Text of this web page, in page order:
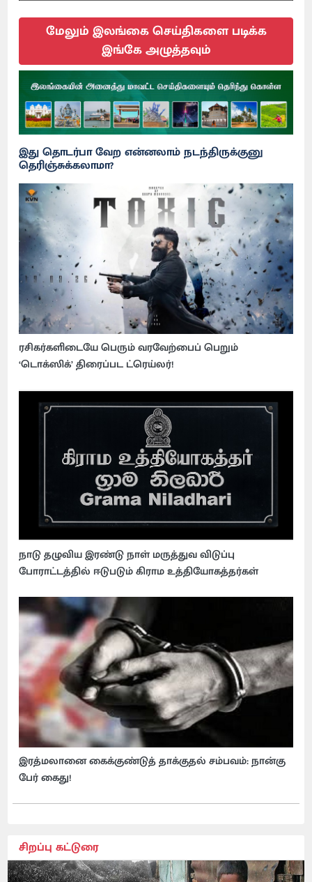
மேலும் இலங்கை செய்திகளை படிக்க
இங்கே அழுத்தவும்
இது தொடர்பா வேற என்னலாம் நடந்திருக்குனு
தெரிஞ்சுக்கலாமா?
ரசிகர்களிடையே பெரும் வரவேற்பைப் பெறும்
‘டொக்ஸிக்’ திரைப்பட ட்ரெய்லர்!
நாடு தழுவிய இரண்டு நாள் மருத்துவ விடுப்பு
போராட்டத்தில் ஈடுபடும் கிராம உத்தியோகத்தர்கள்
இரத்மலானை கைக்குண்டுத் தாக்குதல் சம்பவம்: நான்கு
பேர் கைது!
சிறப்பு கட்டுரை